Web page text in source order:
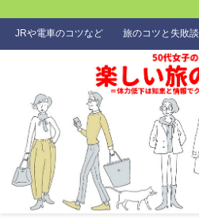
JRや電車のコツなど 旅のコツと失敗談